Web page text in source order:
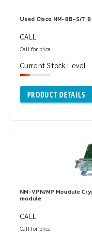
Used Cisco NM-8B-S/T
CALL
Call for price
Current Stock Level
PRODUCT DETAILS
NM-VPN/MP Moudule
module
CALL
Call for price